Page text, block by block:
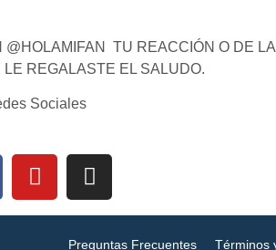
TU REACCIÓN O DE LA
LE REGALASTE EL SALUDO.
Sociales
Preguntas Frecuentes Términos